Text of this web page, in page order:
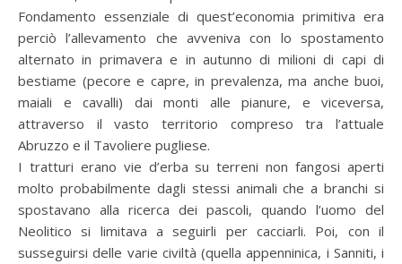
Fondamento essenziale di quest’economia primitiva era
perciò l’allevamento che avveniva con lo spostamento
alternato in primavera e in autunno di milioni di capi di
bestiame (pecore e capre, in prevalenza, ma anche buoi,
maiali e cavalli) dai monti alle pianure, e viceversa,
attraverso il vasto territorio compreso tra l’attuale
Abruzzo e il Tavoliere pugliese.
I tratturi erano vie d’erba su terreni non fangosi aperti
molto probabilmente dagli stessi animali che a branchi si
spostavano alla ricerca dei pascoli, quando l’uomo del
Neolitico si limitava a seguirli per cacciarli. Poi, con il
susseguirsi delle varie civiltà (quella appenninica, i Sanniti, i